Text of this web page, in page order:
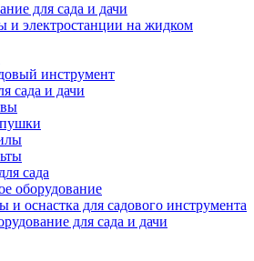
для сада и дачи
и электростанции на жидком
инструмент
сада и дачи
сада
оборудование
и оснастка для садового инструмента
для сада и дачи